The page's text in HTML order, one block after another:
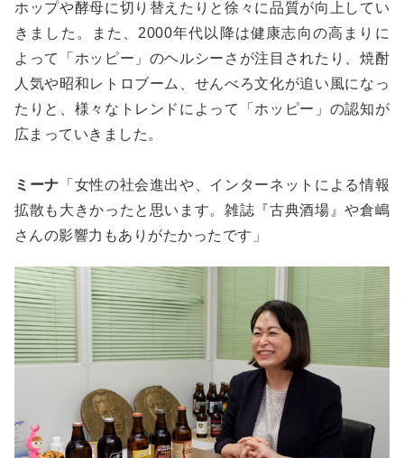
ホップや酵母に切り替えたりと徐々に品質が向上してい
きました。また、2000年代以降は健康志向の高まりに
よって「ホッピー」のヘルシーさが注目されたり、焼酎
人気や昭和レトロブーム、せんべろ文化が追い風になっ
たりと、様々なトレンドによって「ホッピー」の認知が
広まっていきました。
ミーナ 「女性の社会進出や、インターネットによる情報
拡散も大きかったと思います。雑誌『古典酒場』や倉嶋
さんの影響力もありがたかったです」